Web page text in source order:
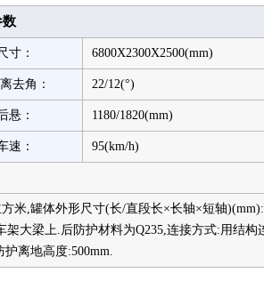
数
寸： 6800X2300X2500(mm)
去角： 22/12(°)
悬： 1180/1820(mm)
速： 95(km/h)
米,罐体外形尺寸(长/直段长×长轴×短轴
大梁上.后防护材料为Q235,连接方式:用结构
离地高度:500mm.